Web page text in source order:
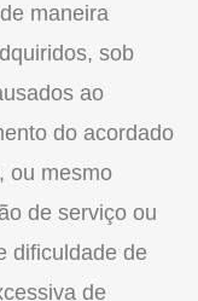
maneira
sob
ao
do acordado
ou mesmo
de serviço ou
dificuldade de
de